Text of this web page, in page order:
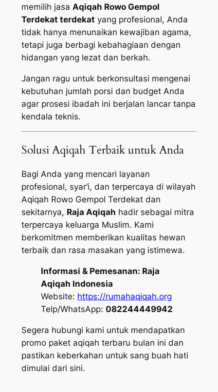
memilih jasa Aqiqah Rowo Gempol
Terdekat terdekat yang profesional, Anda
tidak hanya menunaikan kewajiban agama,
tetapi juga berbagi kebahagiaan dengan
hidangan yang lezat dan berkah.
Jangan ragu untuk berkonsultasi mengenai
kebutuhan jumlah porsi dan budget Anda
agar prosesi ibadah ini berjalan lancar tanpa
kendala teknis.
Solusi Aqiqah Terbaik untuk Anda
Bagi Anda yang mencari layanan
profesional, syar’i, dan terpercaya di wilayah
Aqiqah Rowo Gempol Terdekat dan
sekitarnya, Raja Aqiqah hadir sebagai mitra
terpercaya keluarga Muslim. Kami
berkomitmen memberikan kualitas hewan
terbaik dan rasa masakan yang istimewa.
Informasi & Pemesanan: Raja
Aqiqah Indonesia
Website: https://rumahaqiqah.org
Telp/WhatsApp: 082244449942
Segera hubungi kami untuk mendapatkan
promo paket aqiqah terbaru bulan ini dan
pastikan keberkahan untuk sang buah hati
dimulai dari sini.